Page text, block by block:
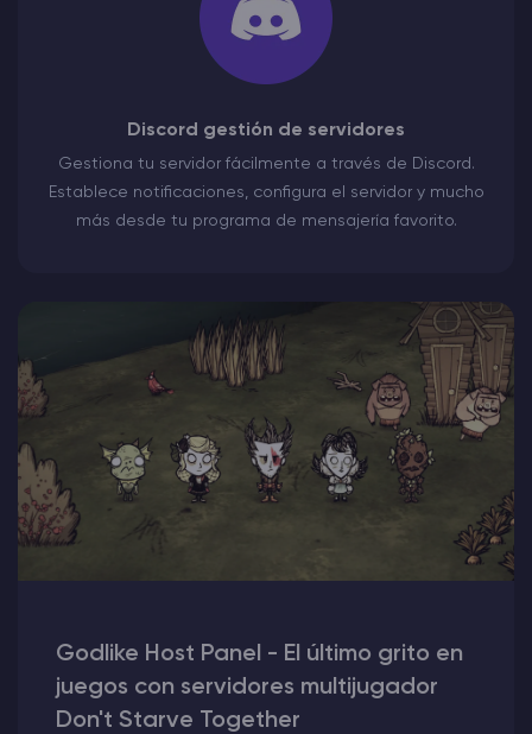
Discord gestión de servidores
Gestiona tu servidor fácilmente a través de Discord.
Establece notificaciones, configura el servidor y mucho
más desde tu programa de mensajería favorito.
Godlike Host Panel - El último grito en
juegos con servidores multijugador
Don't Starve Together